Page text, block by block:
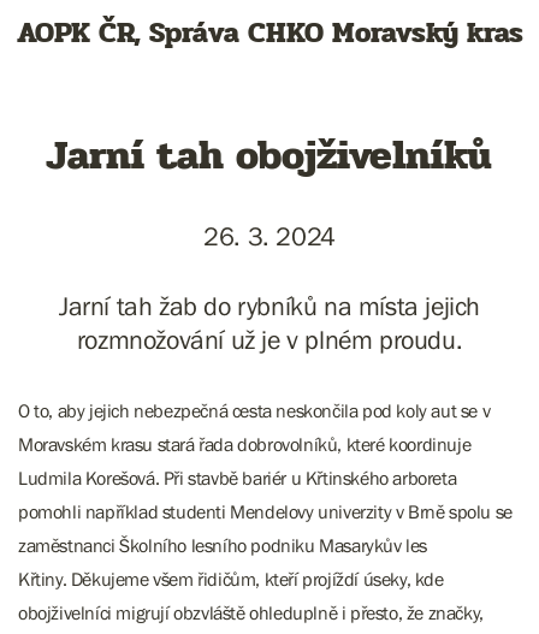
AOPK ČR, Správa CHKO Moravský kras
Jarní tah obojživelníků
26. 3. 2024
Jarní tah žab do rybníků na místa jejich
rozmnožování už je v plném proudu.
O to, aby jejich nebezpečná cesta neskončila pod koly aut se v
Moravském krasu stará řada dobrovolníků, které koordinuje
Ludmila Korešová. Při stavbě bariér u Křtinského arboreta
pomohli například studenti Mendelovy univerzity v Brně spolu se
zaměstnanci Školního lesního podniku Masarykův les
Křtiny. Děkujeme všem řidičům, kteří projíždí úseky, kde
obojživelníci migrují obzvláště ohleduplně i přesto, že značky,